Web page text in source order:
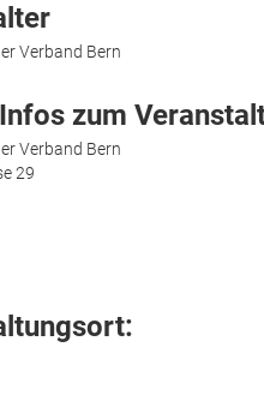
Verband Bern
zum
Verband Bern
29